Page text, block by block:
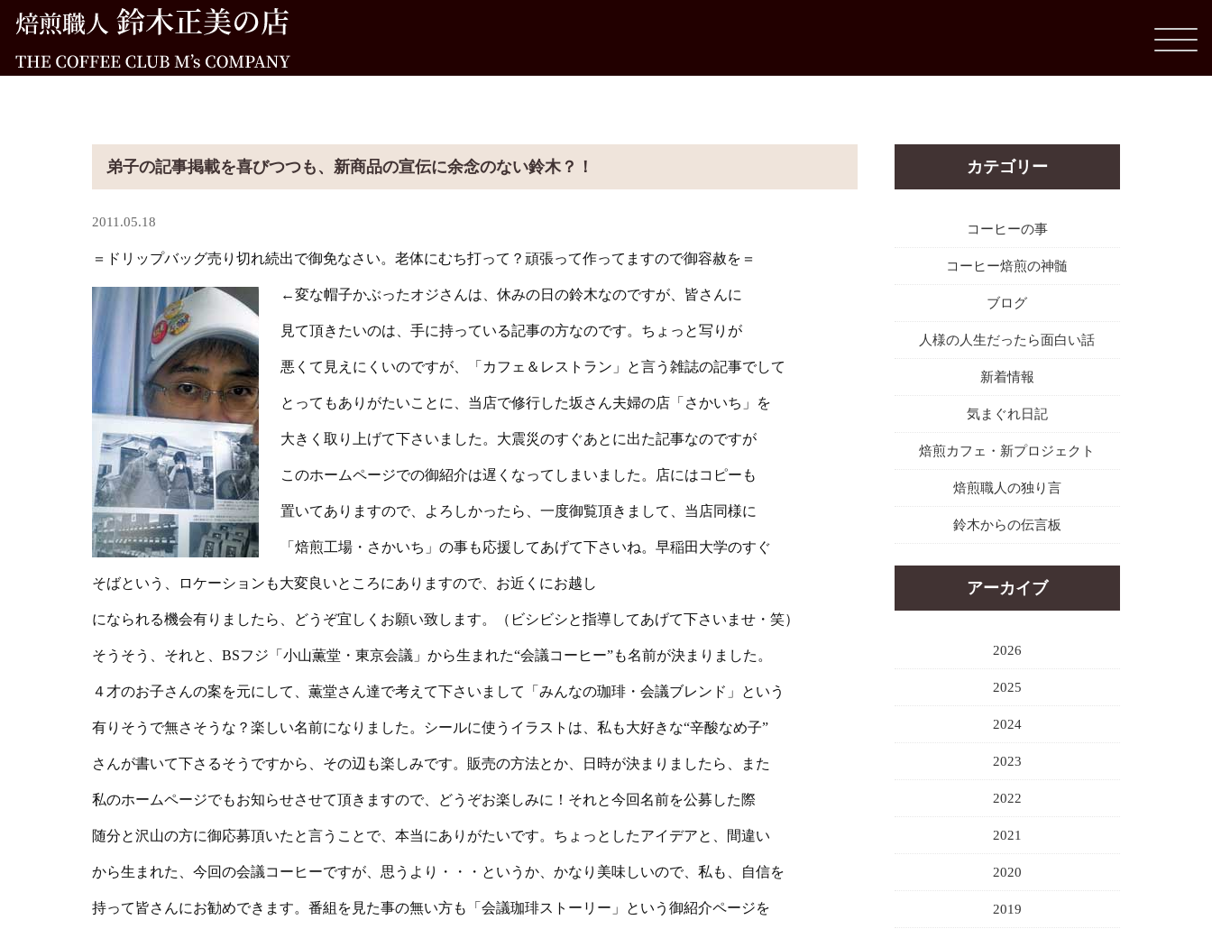
弟子の記事掲載を喜びつつも、新商品の宣伝に余念のない鈴木？！
2011.05.18
＝ドリップバッグ売り切れ続出で御免なさい。老体にむち打って？頑張って作ってますので御容赦を＝
←変な帽子かぶったオジさんは、休みの日の鈴木なのですが、皆さんに
見て頂きたいのは、手に持っている記事の方なのです。ちょっと写りが
悪くて見えにくいのですが、「カフェ＆レストラン」と言う雑誌の記事でして
とってもありがたいことに、当店で修行した坂さん夫婦の店「さかいち」を
大きく取り上げて下さいました。大震災のすぐあとに出た記事なのですが
このホームページでの御紹介は遅くなってしまいました。店にはコピーも
置いてありますので、よろしかったら、一度御覧頂きまして、当店同様に
「 焙煎工場・さかいち 」の事も応援してあげて下さいね。早稲田大学のすぐ
そばという、ロケーションも大変良いところにありますので、お近くにお越し
になられる機会有りましたら、どうぞ宜しくお願い致します。（ビシビシと指導してあげて下さいませ・笑）
そうそう、それと、BSフジ「 小山薫堂・東京会議 」から生まれた“会議コーヒー”も名前が決まりました。
４才のお子さんの案を元にして、薫堂さん達で考えて下さいまして「みんなの珈琲・会議ブレンド」という
有りそうで無さそうな？楽しい名前になりました。シールに使うイラストは、私も大好きな“辛酸なめ子”
さんが書いて下さるそうですから、その辺も楽しみです。販売の方法とか、日時が決まりましたら、また
私のホームページでもお知らせさせて頂きますので、どうぞお楽しみに！それと今回名前を公募した際
随分と沢山の方に御応募頂いたと言うことで、本当にありがたいです。ちょっとしたアイデアと、間違い
から生まれた、今回の会議コーヒーですが、思うより・・・というか、かなり美味しいので、私も、自信を
持って皆さんにお勧めできます。番組を見た事の無い方も「 会議珈琲ストーリー 」という御紹介ページを
カテゴリー
コーヒーの事
コーヒー焙煎の神髄
ブログ
人様の人生だったら面白い話
新着情報
気まぐれ日記
焙煎カフェ・新プロジェクト
焙煎職人の独り言
鈴木からの伝言板
アーカイブ
2026
2025
2024
2023
2022
2021
2020
2019